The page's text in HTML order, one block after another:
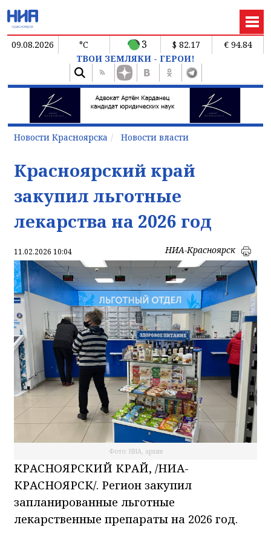
09.08.2026 °C 3 $ 82.17
€ 94.84
ТВОИ ЗЕМЛЯКИ - ГЕРОИ!
Новости Красноярска Новости власти
Красноярский край
закупил льготные
лекарства на 2026 год
11.02.2026 10:04 НИА-Красноярск
Фото: НИА, архив
КРАСНОЯРСКИЙ КРАЙ, /НИА-
КРАСНОЯРСК/. Регион закупил
запланированные льготные
лекарственные препараты на 2026 год.